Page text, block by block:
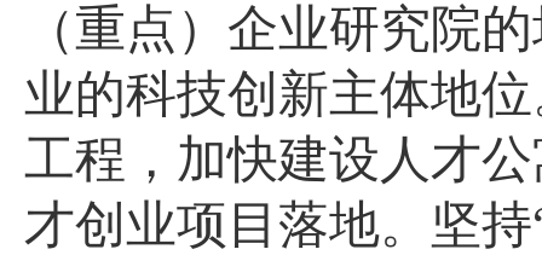
（重点）企业研究院
业的科技创新主体地
工程，加快建设人才
才创业项目落地。坚